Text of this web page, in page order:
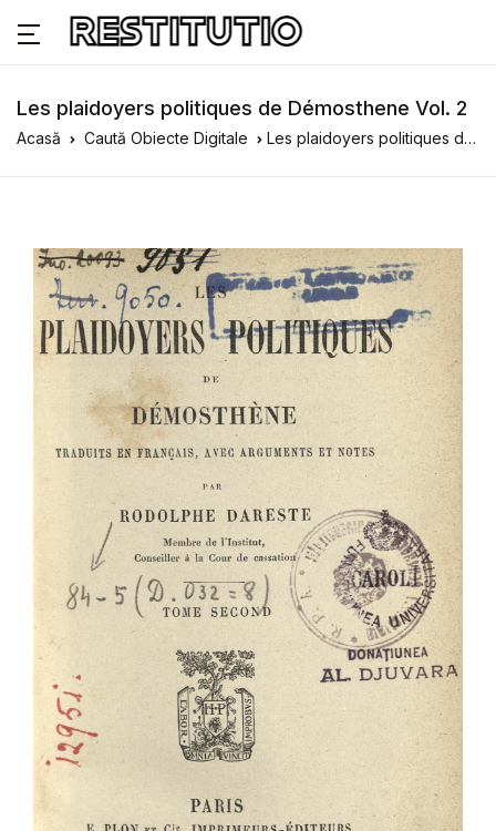
Les plaidoyers politiques de Démosthene Vol. 2
Acasă Caută Obiecte Digitale Les plaidoyers politiques de Démosthene Vol. 2